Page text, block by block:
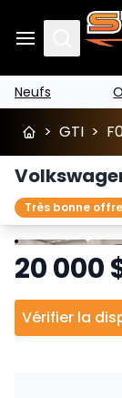
Search
Neufs
> GTI >
Très bonne offre
Arrêter
20 000
Vérifier la